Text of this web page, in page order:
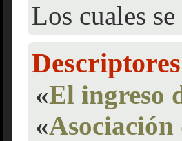
Los cuales
«El ingreso
«Asociación